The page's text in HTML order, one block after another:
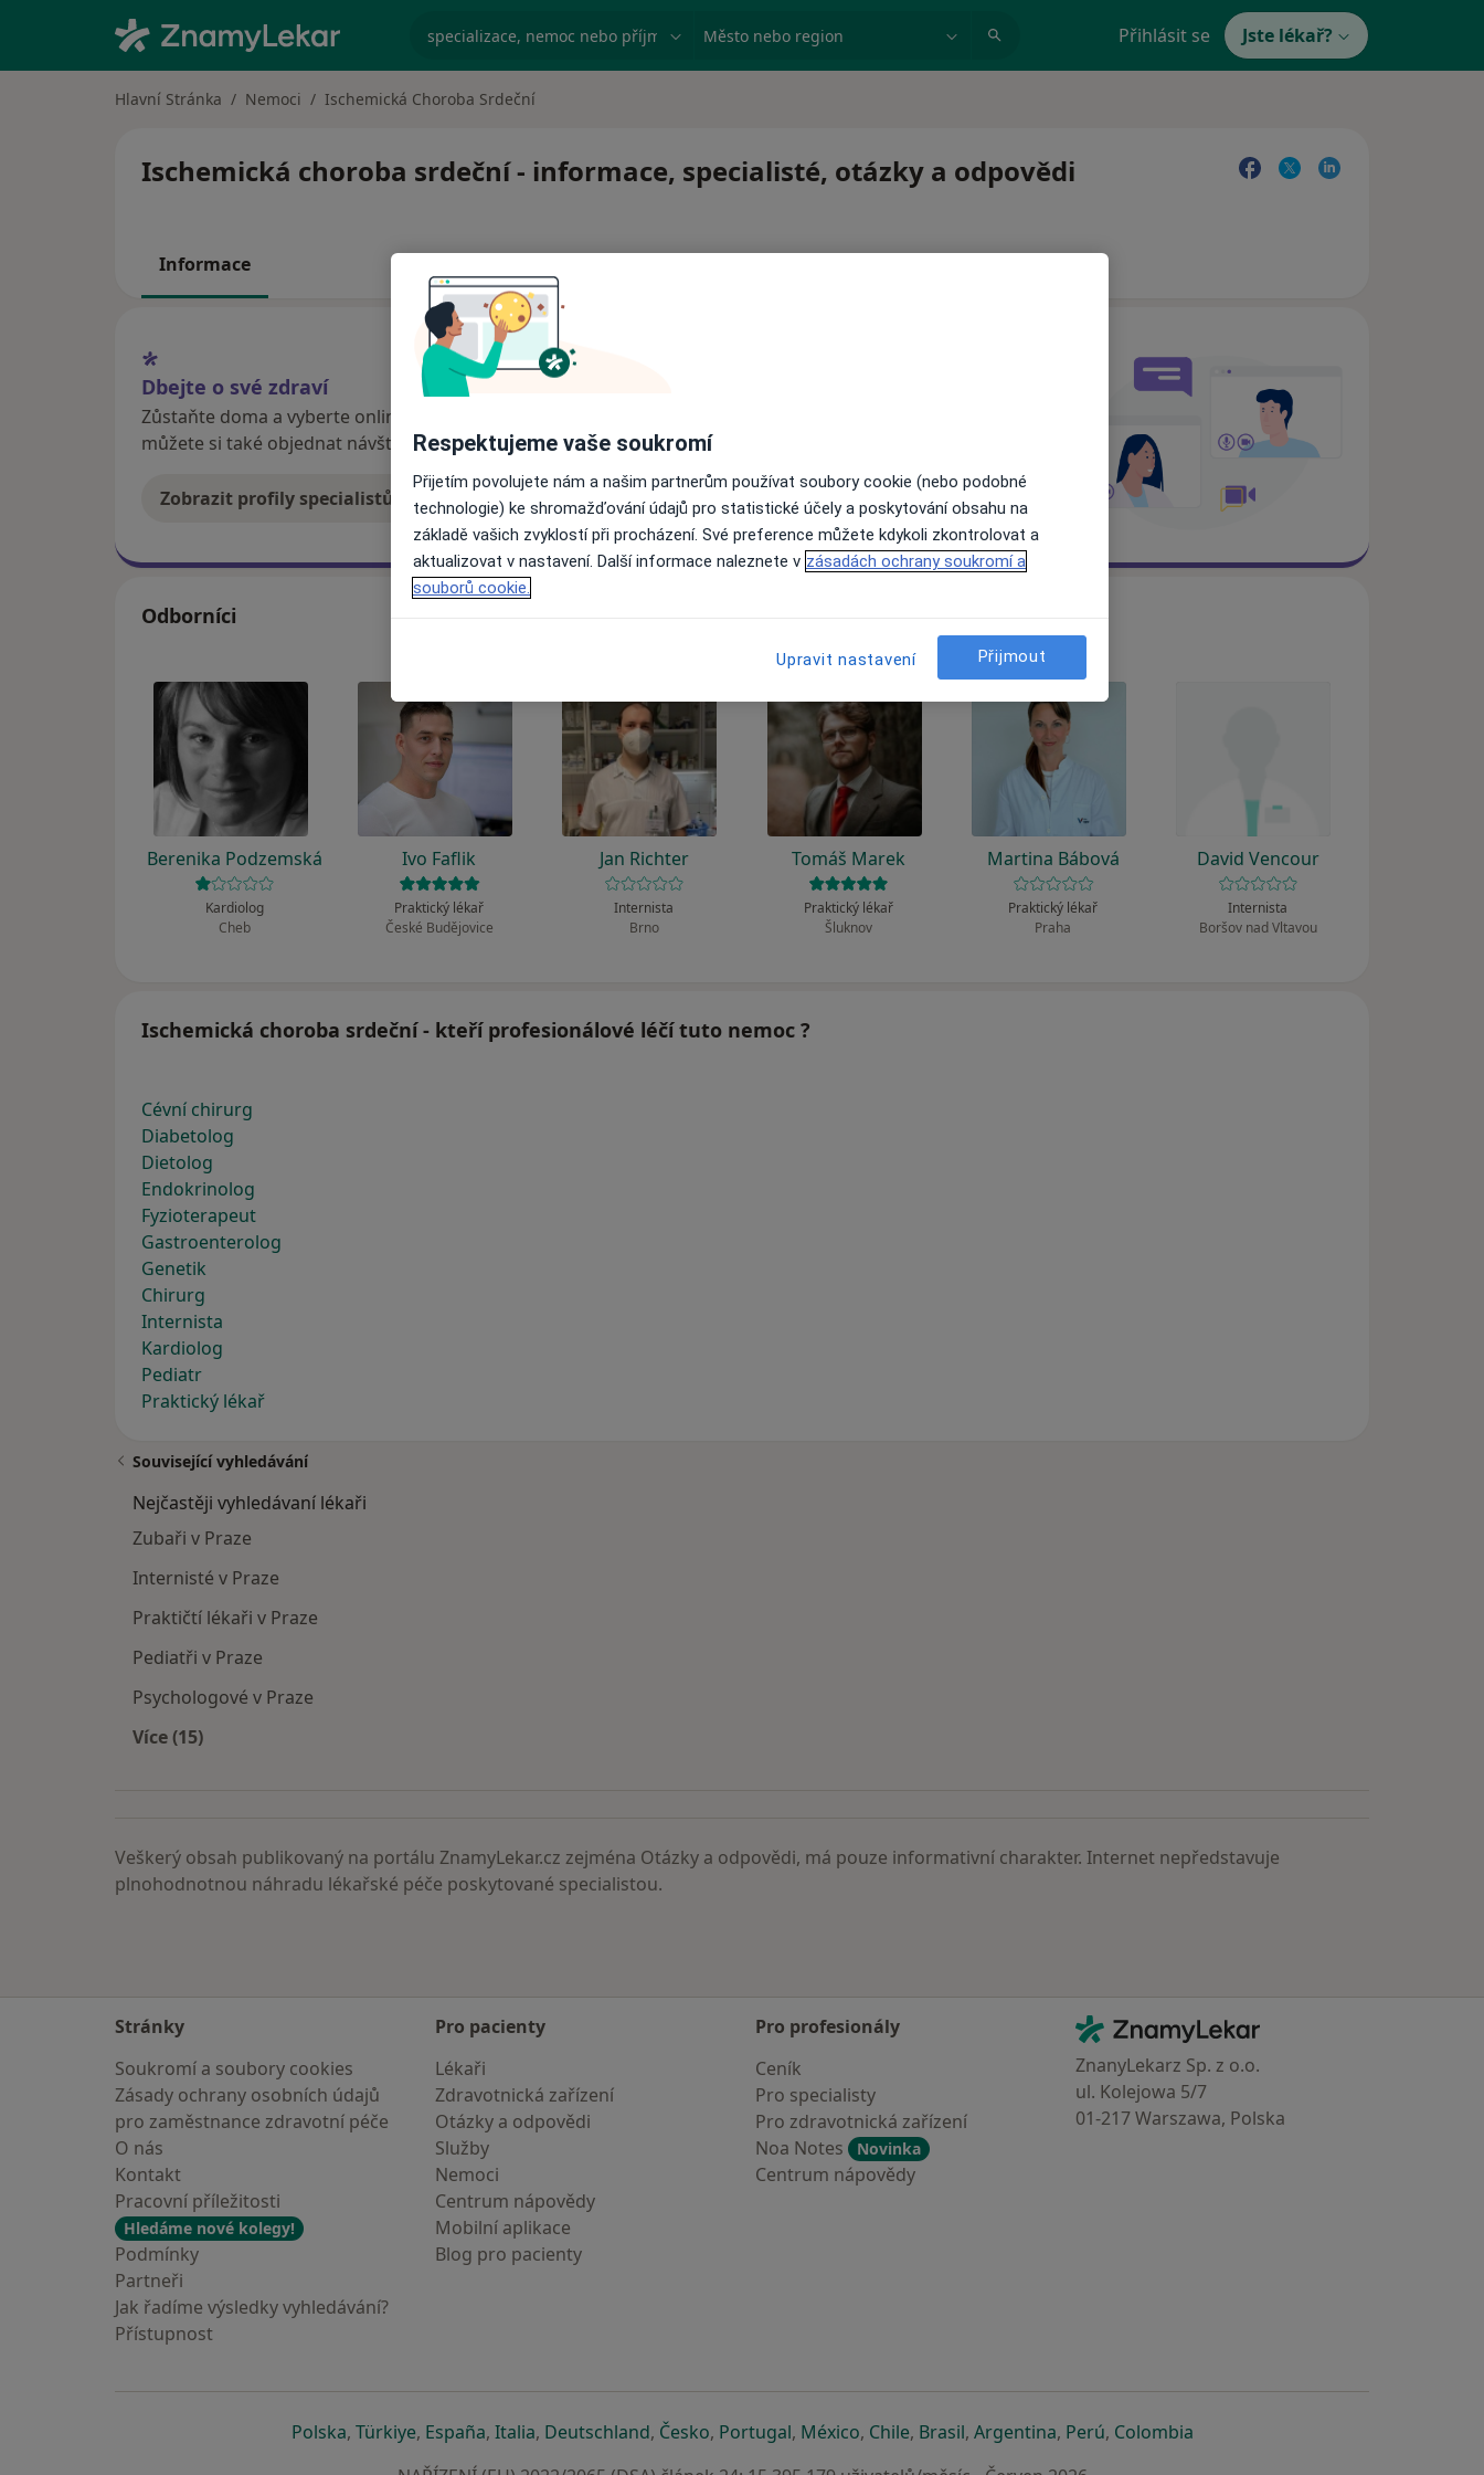
specializace, nemoc nebo příjmení Město nebo region Přihlásit se Jste lékař?
Hlavní Stránka Nemoci Ischemická Choroba Srdeční
Ischemická choroba srdeční - informace, specialisté, otázky a odpovědi
Informace
Dbejte o své zdraví
Zůstaňte doma a vyberte online konzultaci pro zahájení nebo pokračování léčby. Pokud to potřebujete,
můžete si také objednat návštěvu v ordinaci.
Zobrazit profily specialistů Jak to funguje?
Odborníci
Berenika Podzemská
Kardiolog
Cheb
Ivo Faflik
Praktický lékař
České Budějovice
Jan Richter
Internista
Brno
Tomáš Marek
Praktický lékař
Šluknov
Martina Bábová
Praktický lékař
Praha
David Vencour
Internista
Boršov nad Vltavou
Ischemická choroba srdeční - kteří profesionálové léčí tuto nemoc ?
Cévní chirurg
Diabetolog
Dietolog
Endokrinolog
Fyzioterapeut
Gastroenterolog
Genetik
Chirurg
Internista
Kardiolog
Pediatr
Praktický lékař
Související vyhledávání
Nejčastěji vyhledávaní lékaři
Zubaři v Praze
Internisté v Praze
Praktičtí lékaři v Praze
Pediatři v Praze
Psychologové v Praze
Více (15)
Veškerý obsah publikovaný na portálu ZnamyLekar.cz zejména Otázky a odpovědi, má pouze informativní charakter. Internet nepředstavuje
plnohodnotnou náhradu lékařské péče poskytované specialistou.
Stránky
Soukromí a soubory cookies
Zásady ochrany osobních údajů
pro zaměstnance zdravotní péče
O nás
Kontakt
Pracovní příležitosti
Hledáme nové kolegy!
Podmínky
Partneři
Jak řadíme výsledky vyhledávání?
Přístupnost
Pro pacienty
Lékaři
Zdravotnická zařízení
Otázky a odpovědi
Služby
Nemoci
Centrum nápovědy
Mobilní aplikace
Blog pro pacienty
Pro profesionály
Ceník
Pro specialisty
Pro zdravotnická zařízení
Noa Notes
Novinka
Centrum nápovědy
Kontakt
ZnamyLekar - Hlavní stránka
ZnanyLekarz Sp. z o.o.
ul. Kolejowa 5/7
01-217 Warszawa, Polska
Polskase otevře v nové záložce
, Türkiyese otevře v nové záložce
, Españase otevře v nové záložce
, Italiase otevře v nové záložce
, Deutschlandse otevře v nové záložce
, Českose otevře v nové záložce
, Portugalse otevře v nové záložce
, Méxicose otevře v nové záložce
, Chilese otevře v nové záložce
, Brasilse otevře v nové záložce
, Argentinase otevře v nové záložce
, Perúse otevře v nové záložce
, Colombiase otevře v nové záložce
Respektujeme vaše soukromí
Přijetím povolujete nám a našim partnerům používat soubory cookie (nebo podobné
technologie) ke shromažďování údajů pro statistické účely a poskytování obsahu na
základě vašich zvyklostí při procházení. Své preference můžete kdykoli zkontrolovat a
aktualizovat v nastavení. Další informace naleznete v zásadách ochrany soukromí a
souborů cookie.
Upravit nastavení Přijmout